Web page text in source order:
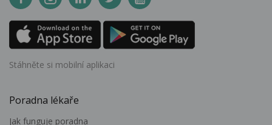
Stáhněte si mobilní aplikaci
Poradna lékaře
Jak funguje poradna